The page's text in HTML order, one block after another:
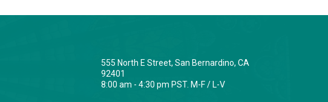
555 North E Street, San Bernardino, CA
92401
8:00 am - 4:30 pm PST. M-F / L-V